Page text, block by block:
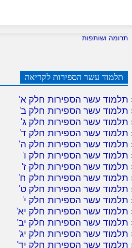
תרומה ושותפות
תלמוד עשר הספירות לקריאה
תלמוד עשר הספירות חלק א'
תלמוד עשר הספירות חלק ב'
תלמוד עשר הספירות חלק ג'
תלמוד עשר הספירות חלק ד'
תלמוד עשר הספירות חלק ה'
תלמוד עשר הספירות חלק ו'
תלמוד עשר הספירות חלק ז'
תלמוד עשר הספירות חלק ח'
תלמוד עשר הספירות חלק ט'
תלמוד עשר הספירות חלק י'
תלמוד עשר הספירות חלק יא'
תלמוד עשר הספירות חלק יב'
תלמוד עשר הספירות חלק יג'
תלמוד עשר הספירות חלק יד'